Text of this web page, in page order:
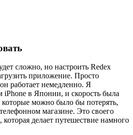
сложно, но настроить Redex
приложение. Просто
работает немедленно. Я
iPhone в Японии, и скорость была
можно было бы потерять,
магазине. Это своего
которая делает путешествие намного